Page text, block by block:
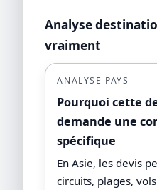
Analyse
vraiment
ANALYSE PAYS
Pourquoi cette
demande une
spécifique
En Asie, les devis
circuits, plages,